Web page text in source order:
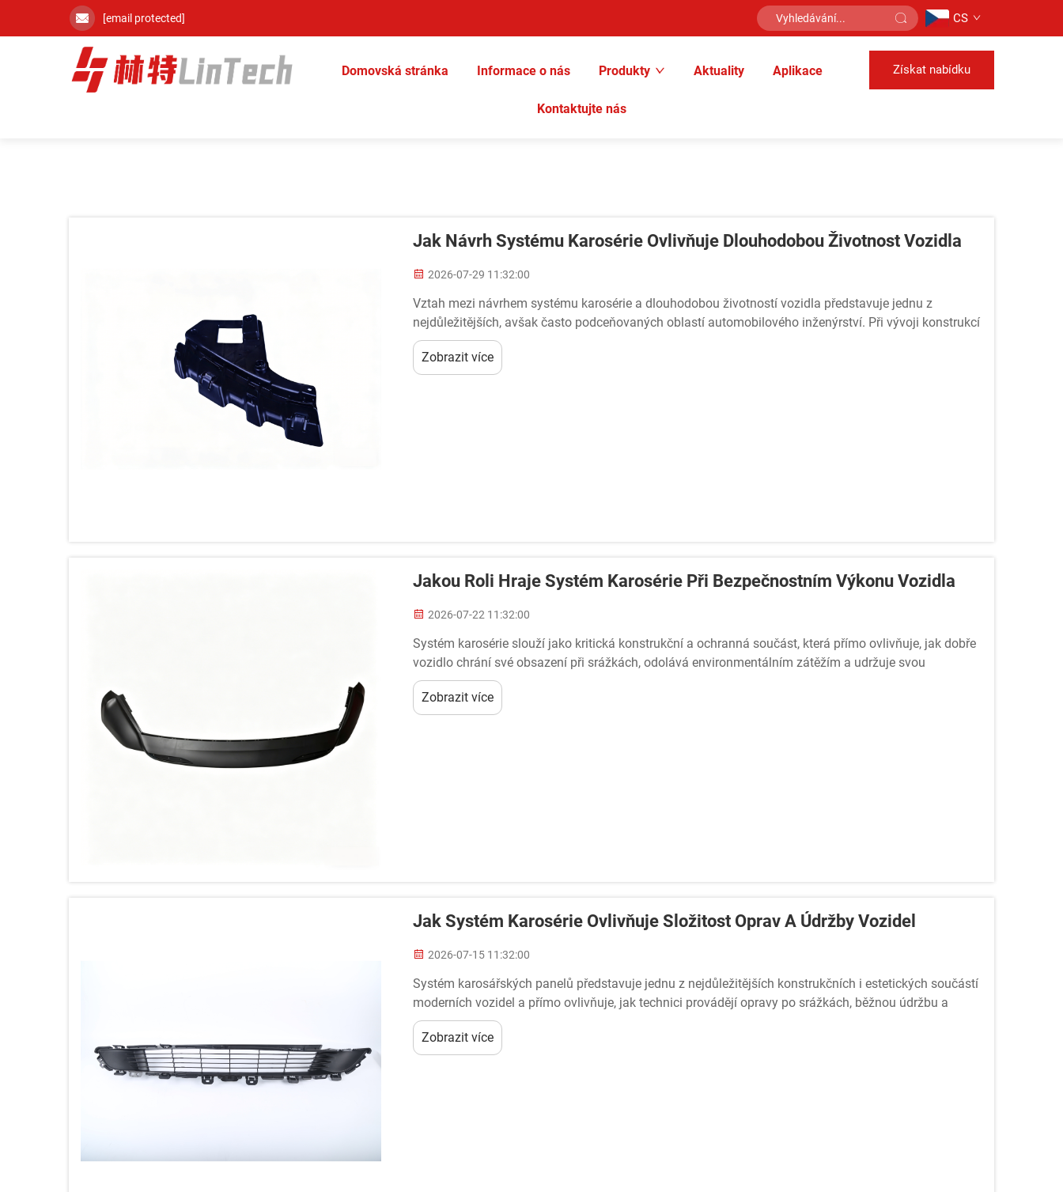
[email protected] CS
Domovská stránka Informace o nás Produkty Aktuality Aplikace
Kontaktujte nás
Získat nabídku
Jak Návrh Systému Karosérie Ovlivňuje Dlouhodobou Životnost Vozidla
2026-07-29 11:32:00
Vztah mezi návrhem systému karosérie a dlouhodobou životností vozidla představuje jednu z
nejdůležitějších, avšak často podceňovaných oblastí automobilového inženýrství. Při vývoji konstrukcí
vozidel výrobci strategicky...
Zobrazit více
Jakou Roli Hraje Systém Karosérie Při Bezpečnostním Výkonu Vozidla
2026-07-22 11:32:00
Systém karosérie slouží jako kritická konstrukční a ochranná součást, která přímo ovlivňuje, jak dobře
vozidlo chrání své obsazení při srážkách, odolává environmentálním zátěžím a udržuje svou
konstrukční integritu...
Zobrazit více
Jak Systém Karosérie Ovlivňuje Složitost Oprav A Údržby Vozidel
2026-07-15 11:32:00
Systém karosářských panelů představuje jednu z nejdůležitějších konstrukčních i estetických součástí
moderních vozidel a přímo ovlivňuje, jak technici provádějí opravy po srážkách, běžnou údržbu a
dlouhodobou servisní vhodnost vozidla. Wh...
Zobrazit více